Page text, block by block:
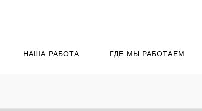
НАША РАБОТА ГДЕ МЫ РАБОТАЕМ